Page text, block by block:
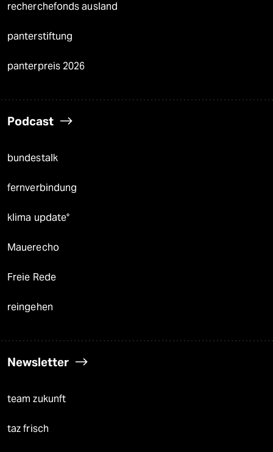
recherchefonds ausland
panterstiftung
panterpreis 2026
Podcast
bundestalk
fernverbindung
klima update°
Mauerecho
Freie Rede
reingehen
Newsletter
team zukunft
taz frisch